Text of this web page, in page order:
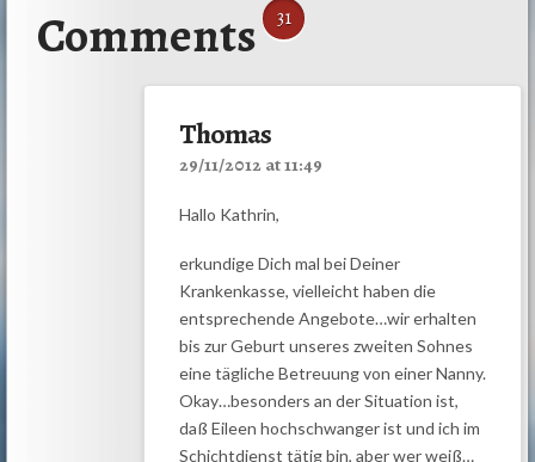
Comments 31
Thomas
29/11/2012 at 11:49
Hallo Kathrin,
erkundige Dich mal bei Deiner
Krankenkasse, vielleicht haben die
entsprechende Angebote…wir erhalten
bis zur Geburt unseres zweiten Sohnes
eine tägliche Betreuung von einer Nanny.
Okay…besonders an der Situation ist,
daß Eileen hochschwanger ist und ich im
Schichtdienst tätig bin, aber wer weiß…